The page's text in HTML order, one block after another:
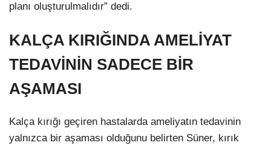
planı oluşturulmalıdır” dedi.
KALÇA KIRIĞINDA AMELİYAT
TEDAVİNİN SADECE BİR
AŞAMASI
Kalça kırığı geçiren hastalarda ameliyatın tedavinin
yalnızca bir aşaması olduğunu belirten Süner, kırık